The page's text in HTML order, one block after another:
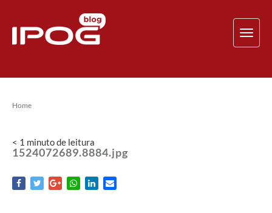
Home
< 1 minutode leitura
1524072689.8884.jpg